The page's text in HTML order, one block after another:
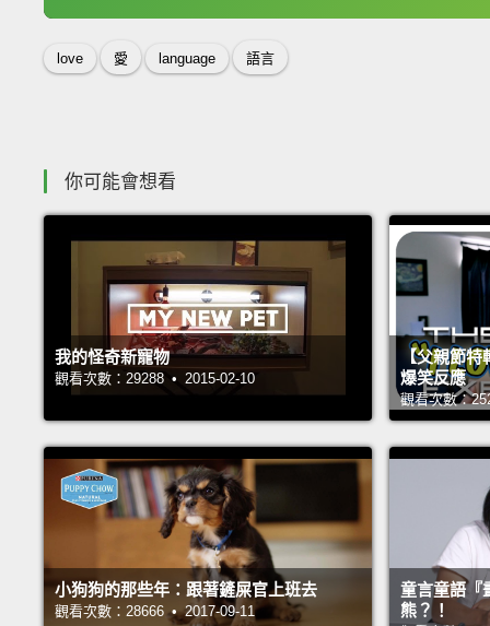
love 愛 language 語言
你可能會想看
我的怪奇新寵物
觀看次數：29288 • 2015-02-10
【父親節
爆笑反應
觀看次數：
小狗狗的那些年：跟著鏟屎官上班去
觀看次數：28666 • 2017-09-11
童言童語『
熊？！